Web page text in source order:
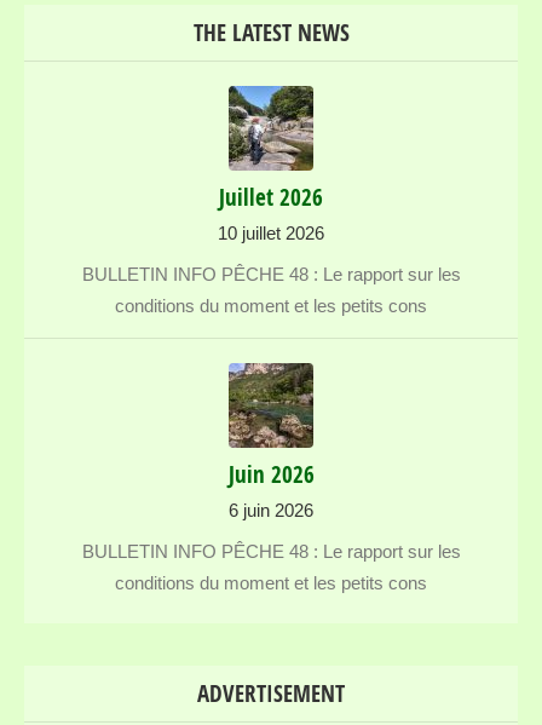
THE LATEST NEWS
Juillet 2026
10 juillet 2026
BULLETIN INFO PÊCHE 48 : Le rapport sur les
conditions du moment et les petits cons
Juin 2026
6 juin 2026
BULLETIN INFO PÊCHE 48 : Le rapport sur les
conditions du moment et les petits cons
ADVERTISEMENT